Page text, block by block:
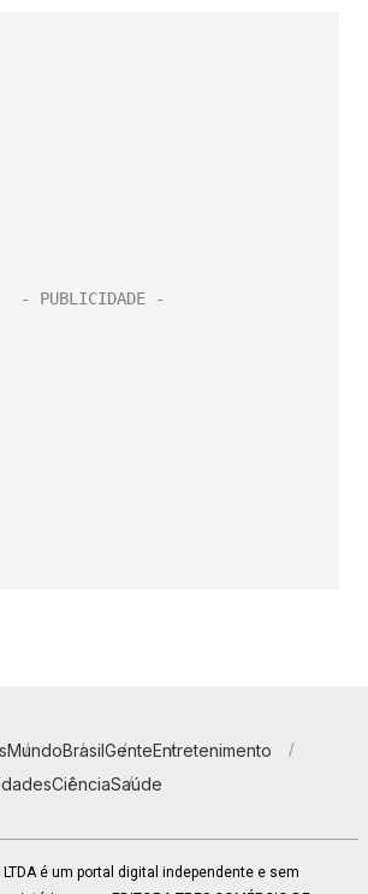
MundoBrasilGenteEntretenimento
CiênciaSaúde
LTDA é um portal digital independente e sem